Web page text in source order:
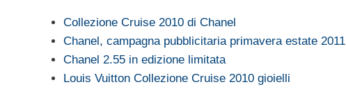
Collezione Cruise 2010 di Chanel
Chanel, campagna pubblicitaria primavera estate 2011
Chanel 2.55 in edizione limitata
Louis Vuitton Collezione Cruise 2010 gioielli